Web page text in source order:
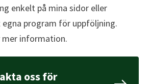
enkelt på mina sidor eller
program för uppföljning.
information.
oss för